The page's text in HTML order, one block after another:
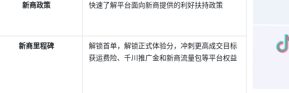
新商政策 快速了解平台面向新商提供的利好扶持政策
新商里程碑
解锁首单，解锁正式体验分，冲刺更高成交目标
获运费险、千川推广金和新商流量包等平台权益